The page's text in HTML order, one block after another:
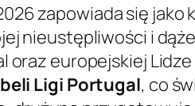
zapowiada się jako
nieustępliwości i
oraz europejskiej
Ligi Portugal, co